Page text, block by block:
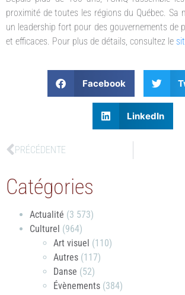
proximité de toutes les régions du Québec. Sa
un leadership fort pour des gouvernements de
et efficaces. Pour plus de détails, consultez le
Facebook
LinkedIn
PRÉCÉDENTE
Catégories
Actualité (3 573)
Culturel (964)
Art visuel (110)
Autres (117)
Danse (52)
Évènements (384)